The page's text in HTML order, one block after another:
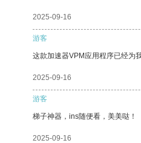
2025-09-16
游客
这款加速器VPM应用程序已经为
2025-09-16
游客
梯子神器，ins随便看，美美哒！
2025-09-16